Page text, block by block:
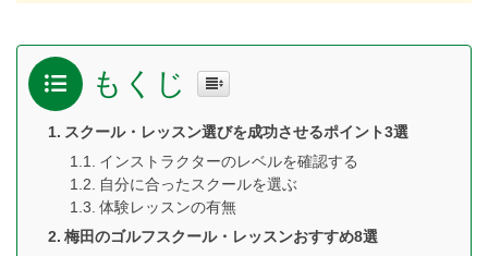
もくじ
スクール・レッスン選びを成功させるポイント3選
インストラクターのレベルを確認する
自分に合ったスクールを選ぶ
体験レッスンの有無
梅田のゴルフスクール・レッスンおすすめ8選